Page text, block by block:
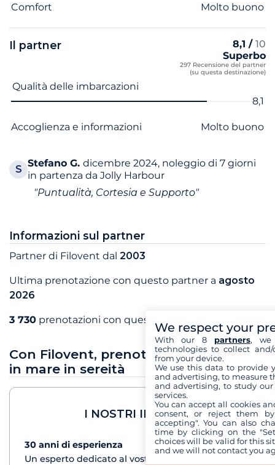
Comfort Molto buono
Il partner 8,1 / 10
Superbo
297 Recensione del partner
(su questa destinazione)
Nome del criterio Voto
Qualità delle imbarcazioni
8,1
Accoglienza e informazioni Molto buono
S
Stefano G. dicembre 2024, noleggio di 7 giorni
in partenza da Jolly Harbour
"Puntualità, Cortesia e Supporto"
Informazioni sul partner
Partner di Filovent dal 2003
Ultima prenotazione con questo partner a agosto
2026
3 730 prenotazioni con questo partner
Con Filovent, prenota le tue vacanze
in mare in sereità
I NOSTRI IMPEGNI
30 anni di esperienza
vedi+
Un esperto dedicato al vostro progetto di crociera
We respect your
With our 8 partners, we
technologies to collect
from your device.
We use this data to provide
and advertising, to measure
and advertising, to study
services.
You can accept all cookies
consent, or reject them
accepting". You can also
time by clicking on the
choices will be valid for this
and we will not contact you